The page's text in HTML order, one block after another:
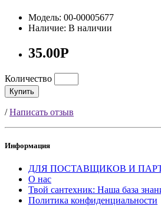
Модель: 00-00005677
Наличие: В наличии
35.00Р
Количество
Купить
/Написать отзыв
Информация
ДЛЯ ПОСТАВЩИКОВ И
О нас
Твой сантехник: Наша база
Политика конфиденциальности